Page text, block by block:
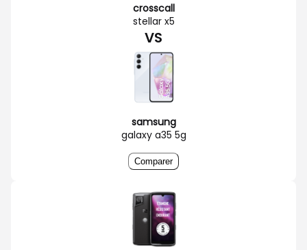
crosscall
stellar x5
VS
samsung
galaxy a35 5g
Comparer